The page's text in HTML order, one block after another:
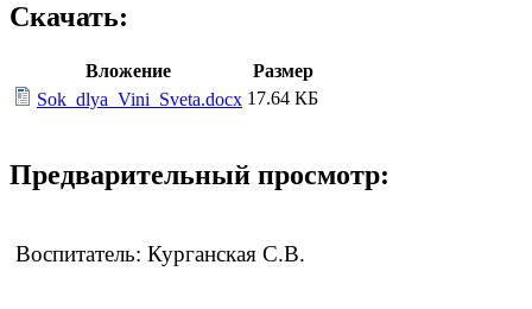
Скачать:
Вложение
Размер
Sok_dlya_Vini_Sveta.docx 17.64 КБ
Предварительный просмотр:
Воспитатель: Курганская С.В.